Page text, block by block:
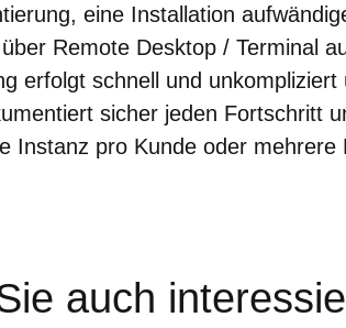
eine Installation
Remote Desktop / Terminal
erfolgt schnell und
sicher jeden Fortschritt
Instanz pro Kunde oder mehrere
auch